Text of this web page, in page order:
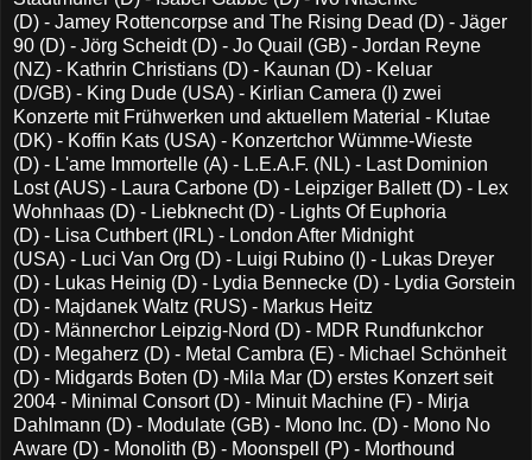
(D) - Jamey Rottencorpse and The Rising Dead (D) - Jäger
90 (D) - Jörg Scheidt (D) - Jo Quail (GB) - Jordan Reyne
(NZ) - Kathrin Christians (D) - Kaunan (D) - Keluar
(D/GB) - King Dude (USA) - Kirlian Camera (I) zwei
Konzerte mit Frühwerken und aktuellem Material - Klutae
(DK) - Koffin Kats (USA) - Konzertchor Wümme-Wieste
(D) - L'ame Immortelle (A) - L.E.A.F. (NL) - Last Dominion
Lost (AUS) - Laura Carbone (D) - Leipziger Ballett (D) - Lex
Wohnhaas (D) - Liebknecht (D) - Lights Of Euphoria
(D) - Lisa Cuthbert (IRL) - London After Midnight
(USA) - Luci Van Org (D) - Luigi Rubino (I) - Lukas Dreyer
(D) - Lukas Heinig (D) - Lydia Bennecke (D) - Lydia Gorstein
(D) - Majdanek Waltz (RUS) - Markus Heitz
(D) - Männerchor Leipzig-Nord (D) - MDR Rundfunkchor
(D) - Megaherz (D) - Metal Cambra (E) - Michael Schönheit
(D) - Midgards Boten (D) -Mila Mar (D) erstes Konzert seit
2004 - Minimal Consort (D) - Minuit Machine (F) - Mirja
Dahlmann (D) - Modulate (GB) - Mono Inc. (D) - Mono No
Aware (D) - Monolith (B) - Moonspell (P) - Morthound